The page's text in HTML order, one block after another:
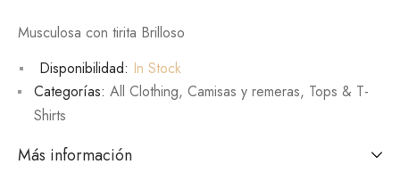
Musculosa con tirita Brilloso
Disponibilidad: In Stock
Categorías: All Clothing, Camisas y remeras, Tops & T-
Shirts
Más información